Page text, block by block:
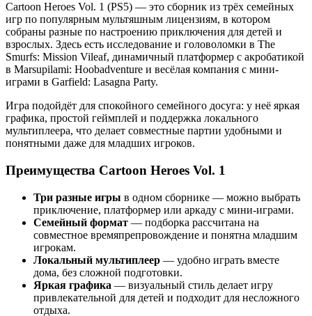
Cartoon Heroes Vol. 1 (PS5) — это сборник из трёх семейных
игр по популярным мультяшным лицензиям, в котором
собраны разные по настроению приключения для детей и
взрослых. Здесь есть исследование и головоломки в The
Smurfs: Mission Vileaf, динамичный платформер с акробатикой
в Marsupilami: Hoobadventure и весёлая компания с мини-
играми в Garfield: Lasagna Party.
Игра подойдёт для спокойного семейного досуга: у неё яркая
графика, простой геймплей и поддержка локального
мультиплеера, что делает совместные партии удобными и
понятными даже для младших игроков.
Преимущества Cartoon Heroes Vol. 1
Три разные игры в одном сборнике — можно выбрать
приключение, платформер или аркаду с мини-играми.
Семейный формат — подборка рассчитана на
совместное времяпрепровождение и понятна младшим
игрокам.
Локальный мультиплеер — удобно играть вместе
дома, без сложной подготовки.
Яркая графика — визуальный стиль делает игру
привлекательной для детей и подходит для несложного
отдыха.